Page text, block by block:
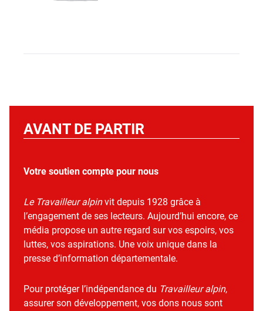
AVANT DE PARTIR
Votre soutien compte pour nous
Le Travailleur alpinvit depuis 1928 grâce à
l’engagement de ses lecteurs. Aujourd’hui encore, ce
média propose un autre regard sur vos espoirs, vos
luttes, vos aspirations. Une voix unique dans la
presse d’information départementale.
Pour protéger l’indépendance du Travailleur alpin,
assurer son développement, vos dons nous sont